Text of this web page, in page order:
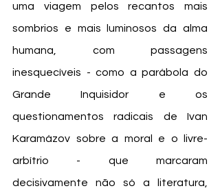
uma viagem pelos recantos mais
sombrios e mais luminosos da alma
humana, com passagens
inesquecíveis - como a parábola do
Grande Inquisidor e os
questionamentos radicais de Ivan
Karamázov sobre a moral e o livre-
arbítrio - que marcaram
decisivamente não só a literatura,